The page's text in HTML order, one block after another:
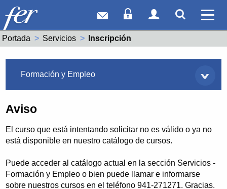
Correo webAcceso Socios
Acceso
Portada Servicios Actual:
Inscripción
Formación y Empleo
Aviso
El curso que está intentando solicitar no es válido o ya no
está disponible en nuestro catálogo de cursos.
Puede acceder al catálogo actual en la sección Servicios -
Formación y Empleo o bien puede llamar e informarse
sobre nuestros cursos en el teléfono 941-271271. Gracias.